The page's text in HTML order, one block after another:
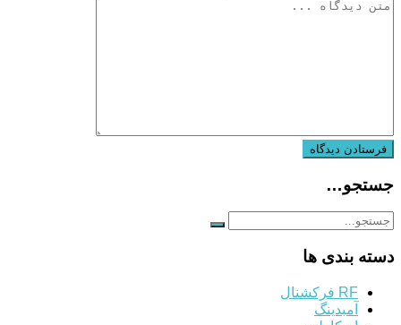
جستجو…
دسته بندی ها
RF فرکشنال
آمبدینگ